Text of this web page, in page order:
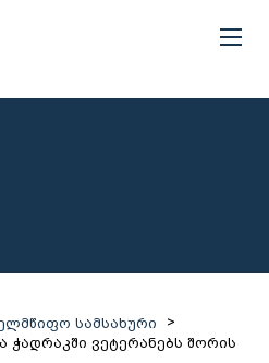
სამსახური
>
ჭადრაკში ვეტერანებს შორის